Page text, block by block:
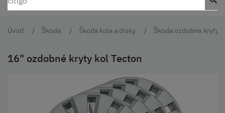
Úvod Škoda Škoda kola a disky Škoda ozdobne kryty
16" ozdobné kryty kol Tecton